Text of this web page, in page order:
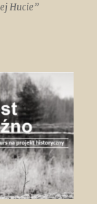
Hucie”